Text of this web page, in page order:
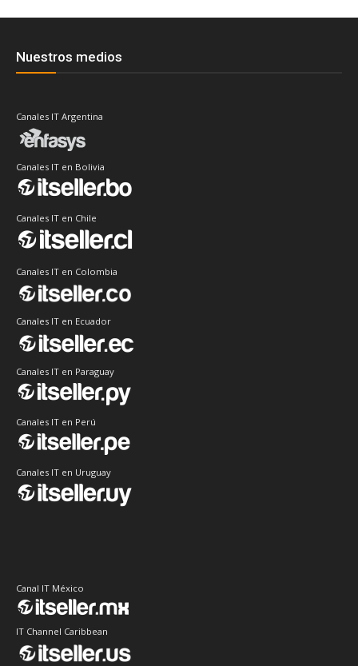
Nuestros medios
Canales IT Argentina
Canales IT en Bolivia
Canales IT en Chile
Canales IT en Colombia
Canales IT en Ecuador
Canales IT en Paraguay
Canales IT en Perú
Canales IT en Uruguay
Canal IT México
IT Channel Caribbean